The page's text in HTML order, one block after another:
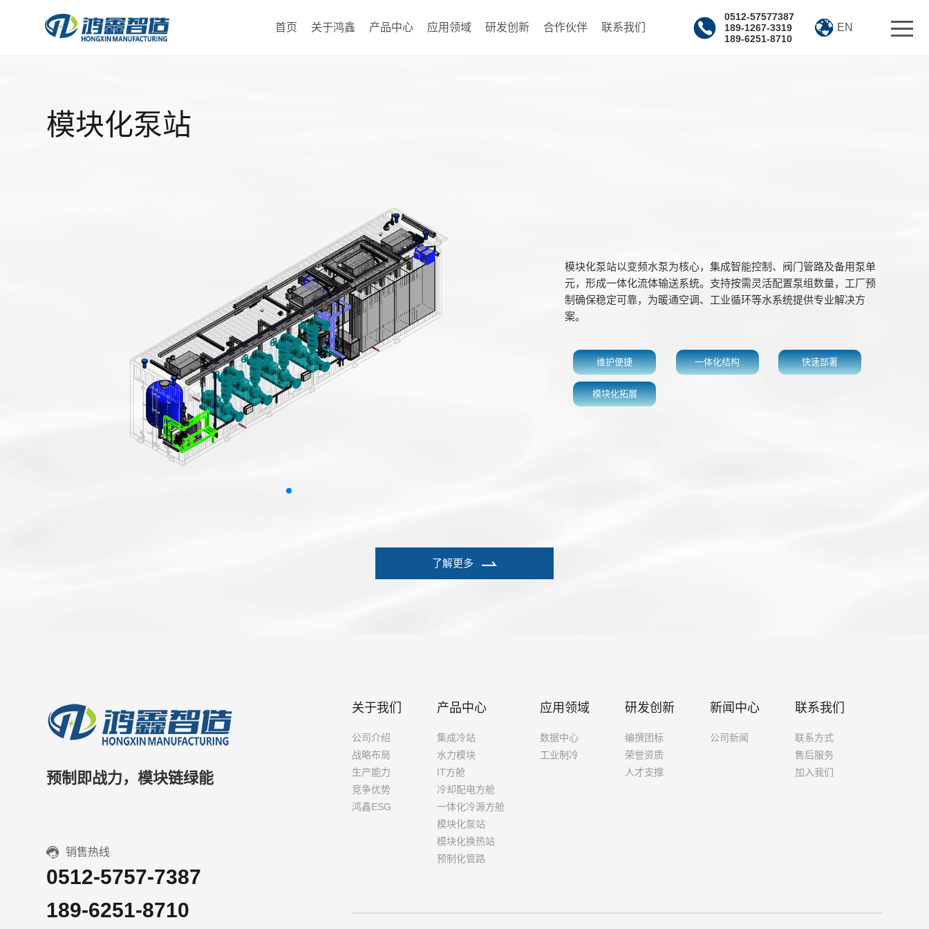
EN
0512-57577387
189-1267-3319
189-6251-8710
首页 关于鸿鑫 产品中心 应用领域 研发创新 合作伙伴 联系我们
致力于为客户提供
定制化可靠的产品开发和生产
模块化泵站
模块化泵站以变频水泵为核心，集成智能控制、阀门管路及备用泵单
元，形成一体化流体输送系统。支持按需灵活配置泵组数量，工厂预
制确保稳定可靠，为暖通空调、工业循环等水系统提供专业解决方
案。
维护便捷 一体化结构 快速部署
模块化拓展
了解更多
预制即战力，模块链绿能
销售热线
0512-5757-7387
189-6251-8710
关于我们
公司介绍
战略布局
生产能力
竞争优势
鸿鑫ESG
产品中心
集成冷站
水力模块
IT方舱
冷却配电方舱
一体化冷源方舱
模块化泵站
模块化换热站
预制化管路
应用领域
数据中心
工业制冷
研发创新
编撰团标
荣誉资质
人才支撑
新闻中心
公司新闻
联系我们
联系方式
售后服务
加入我们